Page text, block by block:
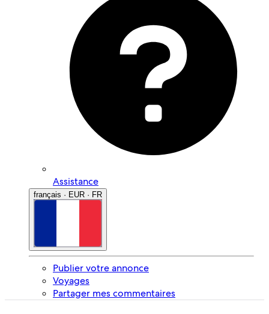
Assistance
français · EUR · FR
Publier votre annonce
Voyages
Partager mes commentaires